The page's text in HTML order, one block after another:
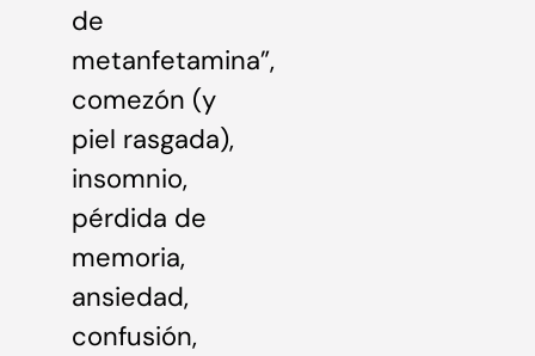
de
metanfetamina”,
comezón (y
piel rasgada),
insomnio,
pérdida de
memoria,
ansiedad,
confusión,